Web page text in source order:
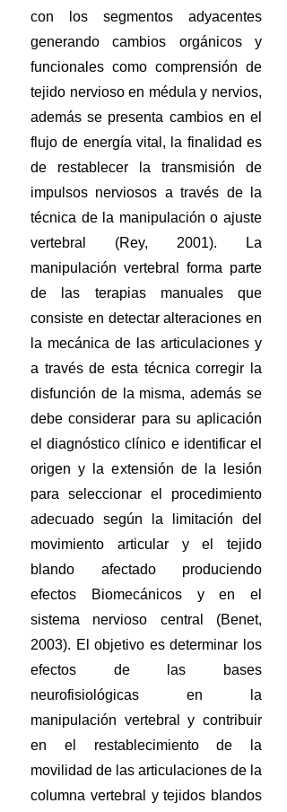
con los segmentos adyacentes
generando cambios orgánicos y
funcionales como comprensión de
tejido nervioso en médula y nervios,
además se presenta cambios en el
flujo de energía vital, la finalidad es
de restablecer la transmisión de
impulsos nerviosos a través de la
técnica de la manipulación o ajuste
vertebral (Rey, 2001). La
manipulación vertebral forma parte
de las terapias manuales que
consiste en detectar alteraciones en
la mecánica de las articulaciones y
a través de esta técnica corregir la
disfunción de la misma, además se
debe considerar para su aplicación
el diagnóstico clínico e identificar el
origen y la extensión de la lesión
para seleccionar el procedimiento
adecuado según la limitación del
movimiento articular y el tejido
blando afectado produciendo
efectos Biomecánicos y en el
sistema nervioso central (Benet,
2003). El objetivo es determinar los
efectos de las bases
neurofisiológicas en la
manipulación vertebral y contribuir
en el restablecimiento de la
movilidad de las articulaciones de la
columna vertebral y tejidos blandos